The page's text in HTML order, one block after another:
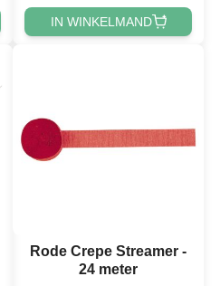
IN WINKELMAND
Rode Crepe Streamer -
24 meter